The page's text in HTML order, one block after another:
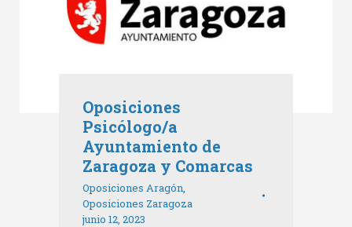
Oposiciones
Psicólogo/a
Ayuntamiento de
Zaragoza y Comarcas
Oposiciones Aragón,
Oposiciones Zaragoza
junio 12, 2023